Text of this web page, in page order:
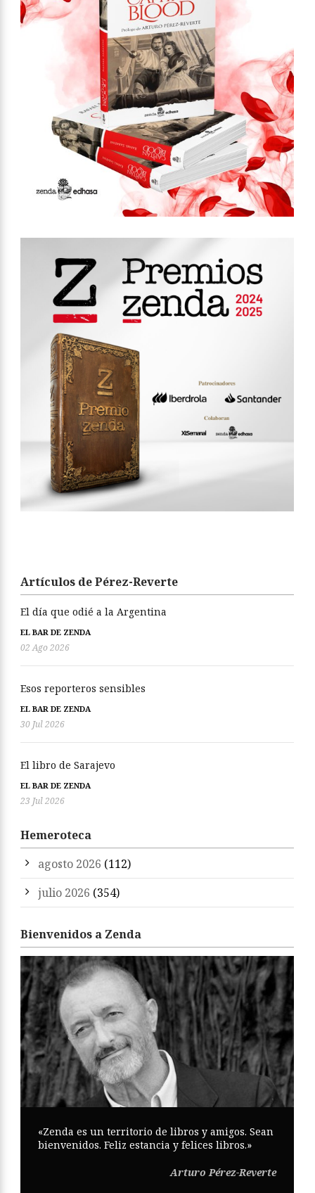
Artículos de Pérez-Reverte
El día que odié a la Argentina
EL BAR DE ZENDA
02 Ago 2026
Esos reporteros sensibles
EL BAR DE ZENDA
30 Jul 2026
El libro de Sarajevo
EL BAR DE ZENDA
23 Jul 2026
Hemeroteca
agosto 2026 (112)
julio 2026 (354)
Bienvenidos a Zenda
«Zenda es un territorio de libros y amigos. Sean
bienvenidos. Feliz estancia y felices libros.»
Arturo Pérez-Reverte